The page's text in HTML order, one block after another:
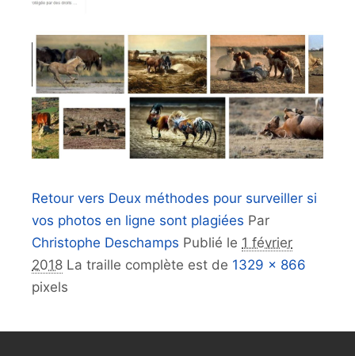
Retour vers Deux méthodes pour surveiller si
vos photos en ligne sont plagiées Par
Christophe Deschamps Publié le 1 février
2018 La traille complète est de 1329 × 866
pixels